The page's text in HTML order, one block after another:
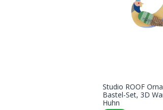
In
Studio ROOF
Bastel-Set, 3D
Huhn